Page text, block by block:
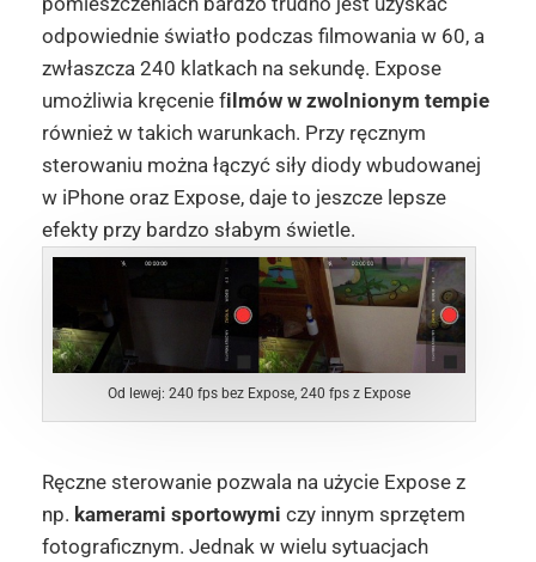
odpowiednie światło podczas filmowania w 60, a
zwłaszcza 240 klatkach na sekundę. Expose
umożliwia kręcenie filmów w zwolnionym tempie
również w takich warunkach. Przy ręcznym
sterowaniu można łączyć siły diody wbudowanej
w iPhone oraz Expose, daje to jeszcze lepsze
efekty przy bardzo słabym świetle.
Od lewej: 240 fps bez Expose, 240 fps z Expose
Ręczne sterowanie pozwala na użycie Expose z
np. kamerami sportowymi czy innym sprzętem
fotograficznym. Jednak w wielu sytuacjach